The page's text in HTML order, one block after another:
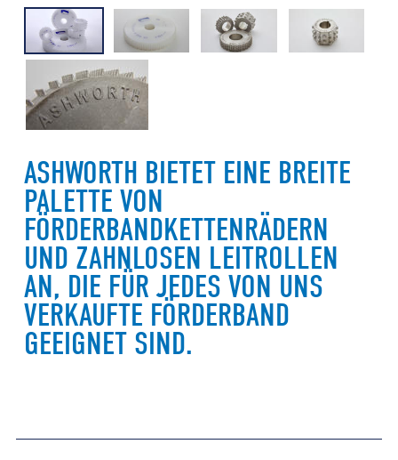
ASHWORTH BIETET EINE BREITE
PALETTE VON
FÖRDERBANDKETTENRÄDERN
UND ZAHNLOSEN LEITROLLEN
AN, DIE FÜR JEDES VON UNS
VERKAUFTE FÖRDERBAND
GEEIGNET SIND.